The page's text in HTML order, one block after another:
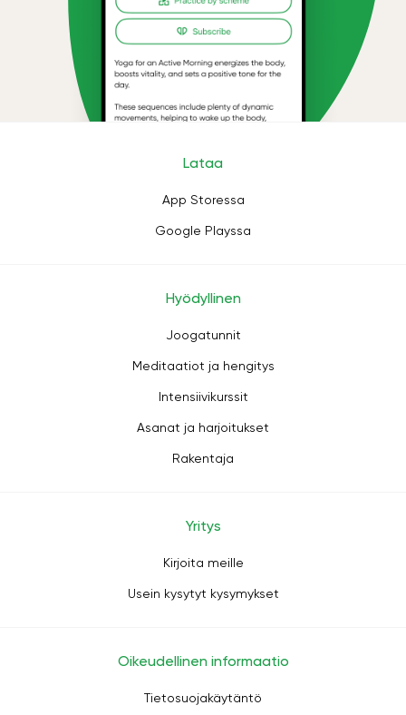
Lataa
App Storessa
Google Playssa
Hyödyllinen
Joogatunnit
Meditaatiot ja hengitys
Intensiivikurssit
Asanat ja harjoitukset
Rakentaja
Yritys
Kirjoita meille
Usein kysytyt kysymykset
Oikeudellinen informaatio
Tietosuojakäytäntö